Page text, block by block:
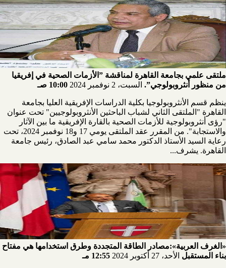
ملتقى علمي بجامعة القاهرة لمناقشة ”الأزمات الصحية في إفريقيا
من منظور أنثروبولوجي”. السبت، 2 نوفمبر 2024 10:00 صـ
ينظم قسم الأنثروبولوجيا بكلية الدراسات الإفريقية العليا بجامعة
القاهرة "الملتقى الثاني لشباب الباحثين الأنثروبولوجيين" تحت عنوان
"رؤى أنثروبولوجية للأزمات الصحية بالقارة الإفريقية ما بين الآثار
والاستجابة". من المقرر عقد الملتقى يومي 17 و18 نوفمبر 2024، تحت
رعاية السيد الأستاذ الدكتور محمد سامي عبد الصادق، رئيس جامعة
القاهرة. يشرف...
«الغرف العربية»:مصادر الطاقة المتجددة وطرق استخدامها هي مفتاح
بناء المستقبل الأحد، 27 أكتوبر 2024 12:55 مـ